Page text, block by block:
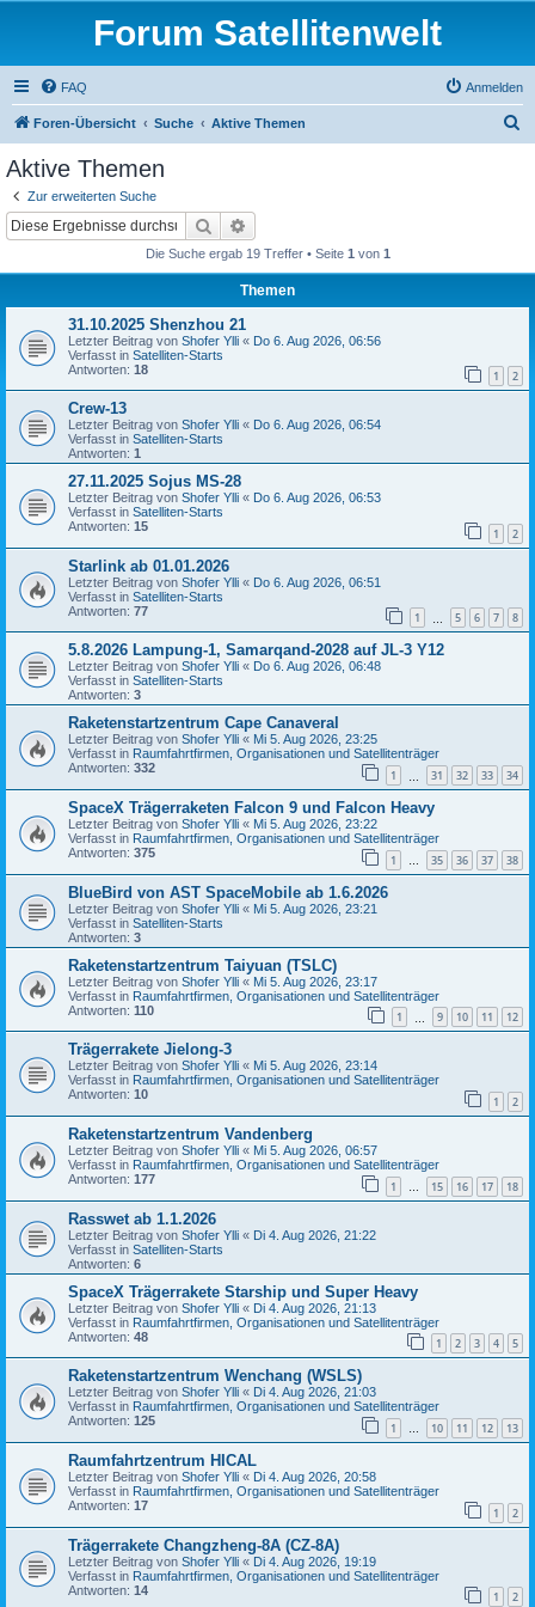
Forum Satellitenwelt
FAQ Anmelden
Foren-Übersicht Suche Aktive Themen
Aktive Themen
Zur erweiterten Suche
Suche
Die Suche ergab 19 Treffer • Seite 1 von 1
Themen
31.10.2025 Shenzhou 21
Letzter Beitrag von Shofer Ylli « Do 6. Aug 2026, 06:56
Verfasst in Satelliten-Starts
Antworten: 18 1 2
Crew-13
Letzter Beitrag von Shofer Ylli « Do 6. Aug 2026, 06:54
Verfasst in Satelliten-Starts
Antworten: 1
27.11.2025 Sojus MS-28
Letzter Beitrag von Shofer Ylli « Do 6. Aug 2026, 06:53
Verfasst in Satelliten-Starts
Antworten: 15 1 2
Starlink ab 01.01.2026
Letzter Beitrag von Shofer Ylli « Do 6. Aug 2026, 06:51
Verfasst in Satelliten-Starts
Antworten: 77 1 5 6 7 8
5.8.2026 Lampung-1, Samarqand-2028 auf JL-3 Y12
Letzter Beitrag von Shofer Ylli « Do 6. Aug 2026, 06:48
Verfasst in Satelliten-Starts
Antworten: 3
Raketenstartzentrum Cape Canaveral
Letzter Beitrag von Shofer Ylli « Mi 5. Aug 2026, 23:25
Verfasst in Raumfahrtfirmen, Organisationen und Satellitenträger
Antworten: 332 1 31 32 33 34
SpaceX Trägerraketen Falcon 9 und Falcon Heavy
Letzter Beitrag von Shofer Ylli « Mi 5. Aug 2026, 23:22
Verfasst in Raumfahrtfirmen, Organisationen und Satellitenträger
Antworten: 375 1 … 35 36 37 38
BlueBird von AST SpaceMobile ab 1.6.2026
Letzter Beitrag von Shofer Ylli « Mi 5. Aug 2026, 23:21
Verfasst in Satelliten-Starts
Antworten: 3
Raketenstartzentrum Taiyuan (TSLC)
Letzter Beitrag von Shofer Ylli « Mi 5. Aug 2026, 23:17
Verfasst in Raumfahrtfirmen, Organisationen und Satellitenträger
Antworten: 110 1 9 10 11 12
Trägerrakete Jielong-3
Letzter Beitrag von Shofer Ylli « Mi 5. Aug 2026, 23:14
Verfasst in Raumfahrtfirmen, Organisationen und Satellitenträger
Antworten: 10 1 2
Raketenstartzentrum Vandenberg
Letzter Beitrag von Shofer Ylli « Mi 5. Aug 2026, 06:57
Verfasst in Raumfahrtfirmen, Organisationen und Satellitenträger
Antworten: 177 1 … 15 16 17 18
Rasswet ab 1.1.2026
Letzter Beitrag von Shofer Ylli « Di 4. Aug 2026, 21:22
Verfasst in Satelliten-Starts
Antworten: 6
SpaceX Trägerrakete Starship und Super Heavy
Letzter Beitrag von Shofer Ylli « Di 4. Aug 2026, 21:13
Verfasst in Raumfahrtfirmen, Organisationen und Satellitenträger
Antworten: 48 1 2 3 4 5
Raketenstartzentrum Wenchang (WSLS)
Letzter Beitrag von Shofer Ylli « Di 4. Aug 2026, 21:03
Verfasst in Raumfahrtfirmen, Organisationen und Satellitenträger
Antworten: 125 1 … 10 11 12 13
Raumfahrtzentrum HICAL
Letzter Beitrag von Shofer Ylli « Di 4. Aug 2026, 20:58
Verfasst in Raumfahrtfirmen, Organisationen und Satellitenträger
Antworten: 17 1 2
Trägerrakete Changzheng-8A (CZ-8A)
Letzter Beitrag von Shofer Ylli « Di 4. Aug 2026, 19:19
Verfasst in Raumfahrtfirmen, Organisationen und Satellitenträger
Antworten: 14 1 2